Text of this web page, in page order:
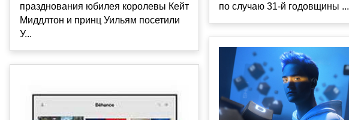
празднования юбилея королевы Кейт
Миддлтон и принц Уильям посетили
У...
по случаю 31-й годовщины ...